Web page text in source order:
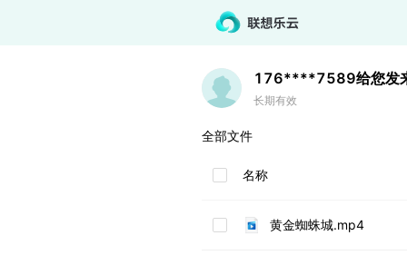
176****7589给您发
长期有效
全部文件
名称
黄金蜘蛛城.mp4